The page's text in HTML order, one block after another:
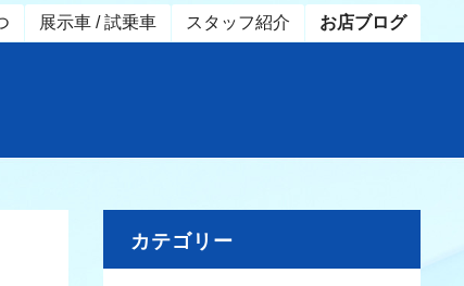
展示車 / 試乗車 スタッフ紹介 お店ブログ
カテゴリー